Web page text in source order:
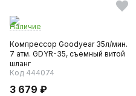
Наличие
Компрессор Goodyear 35л/мин.
7 атм. GDYR-35, съемный витой
шланг
Код 444074
3 679 ₽